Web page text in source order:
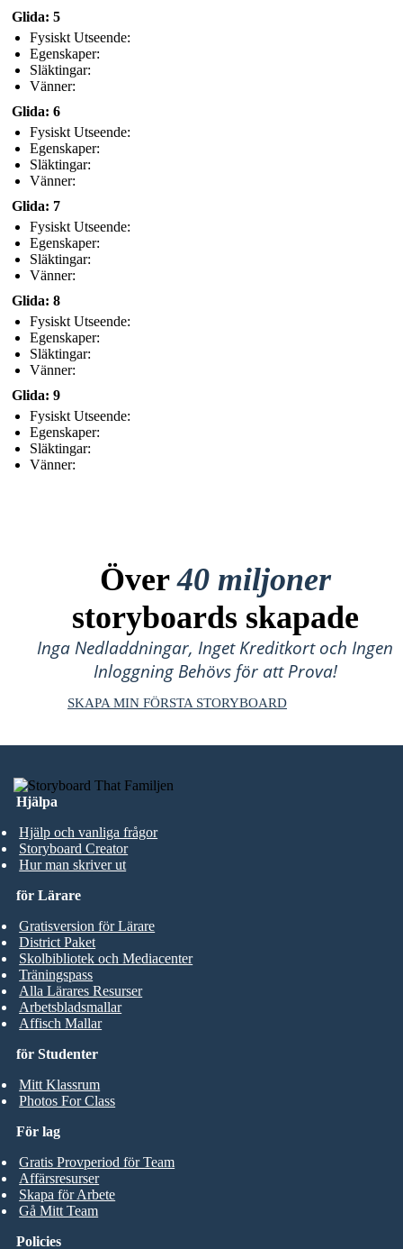
Glida: 5
Fysiskt Utseende:
Egenskaper:
Släktingar:
Vänner:
Glida: 6
Fysiskt Utseende:
Egenskaper:
Släktingar:
Vänner:
Glida: 7
Fysiskt Utseende:
Egenskaper:
Släktingar:
Vänner:
Glida: 8
Fysiskt Utseende:
Egenskaper:
Släktingar:
Vänner:
Glida: 9
Fysiskt Utseende:
Egenskaper:
Släktingar:
Vänner:
Över40 miljoner
storyboards skapade
Inga Nedladdningar, Inget Kreditkort och Ingen
Inloggning Behövs för att Prova!
SKAPA MIN FÖRSTA STORYBOARD
Hjälpa
Hjälp och vanliga frågor
Storyboard Creator
Hur man skriver ut
för Studenter
Mitt Klassrum
Photos For Class
för Lärare
Gratisversion för Lärare
District Paket
Skolbibliotek och Mediacenter
Träningspass
Alla Lärares Resurser
Arbetsbladsmallar
Affisch Mallar
För lag
Gratis Provperiod för Team
Affärsresurser
Skapa för Arbete
Gå Mitt Team
Policies